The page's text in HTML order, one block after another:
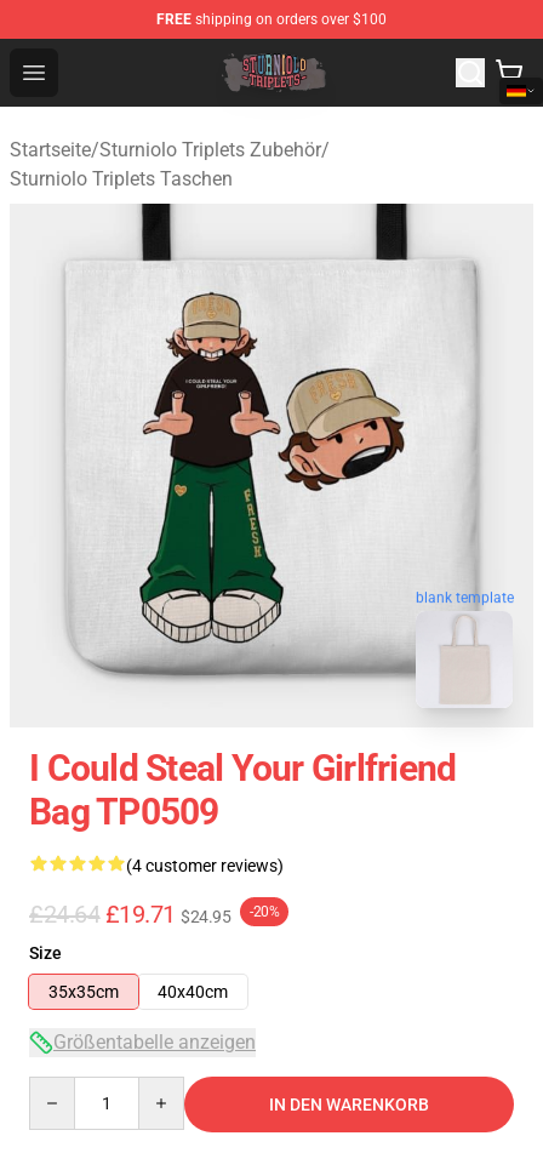
FREE shipping on orders over $100
Open menu
Sturniolo Triplets Shop - Official Sturniolo Triplets
Startseite/Sturniolo Triplets Zubehör/
Sturniolo Triplets Taschen
blank template
I Could Steal Your Girlfriend
Bag TP0509
(4 customer reviews)
£24.64 £19.71 $24.95 -20%
Size
35x35cm
40x40cm
Größentabelle anzeigen
IN DEN WARENKORB